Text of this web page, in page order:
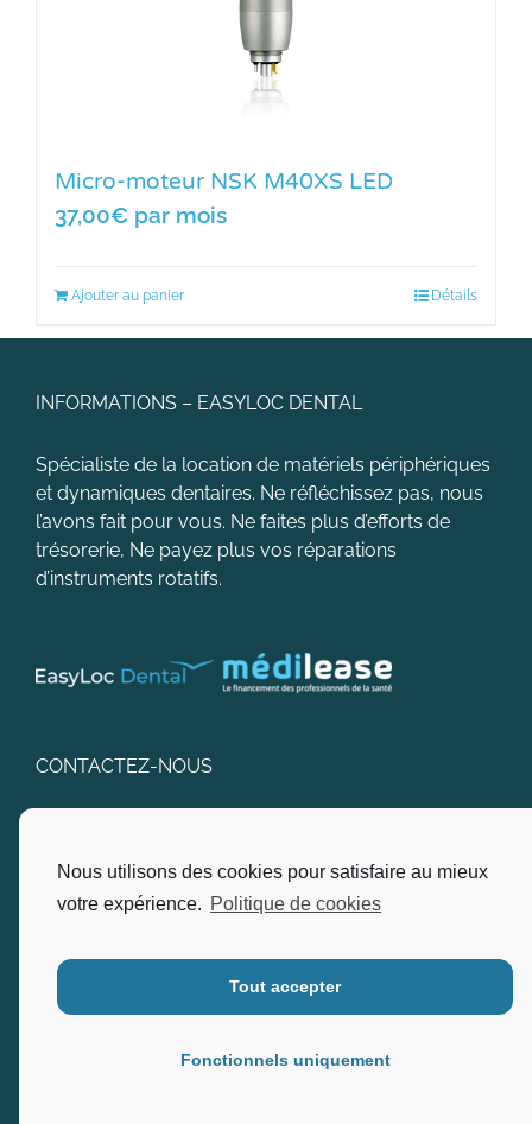
Micro-moteur NSK M40XS LED
37,00€ par mois
Ajouter au panier Détails
INFORMATIONS – EASYLOC DENTAL
Spécialiste de la location de matériels périphériques
et dynamiques dentaires. Ne réfléchissez pas, nous
l’avons fait pour vous. Ne faites plus d’efforts de
trésorerie, Ne payez plus vos réparations
d’instruments rotatifs.
CONTACTEZ-NOUS
Adresse : Pôle D’Excellence, 22, Via Nova Bât I2B
Ingénierie – 83600 Fréjus.
Nous utilisons des cookies pour satisfaire au mieux
votre expérience. Politique de cookies
Tout accepter
Fonctionnels uniquement